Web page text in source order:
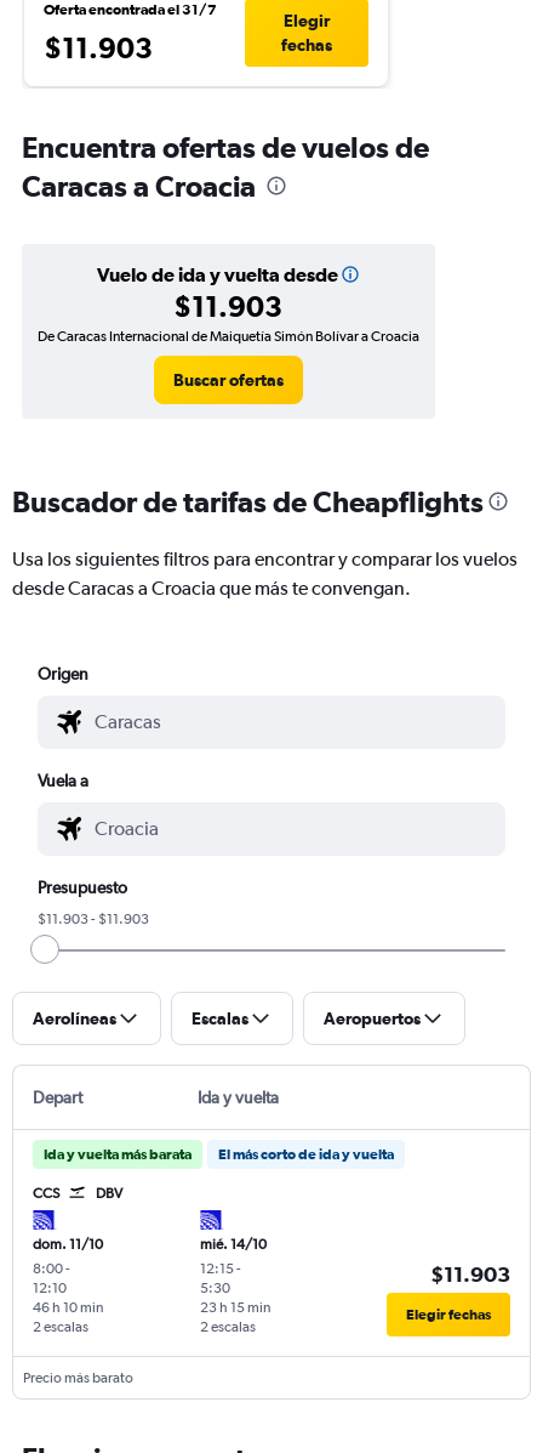
Oferta encontrada el 31/7
$11.903
Elegir
fechas
Encuentra ofertas de vuelos de
Caracas a Croacia
Vuelo de ida y vuelta desde
$11.903
De Caracas Internacional de Maiquetía Simón Bolívar a Croacia
Buscar ofertas
Buscador de tarifas de Cheapflights
Usa los siguientes filtros para encontrar y comparar los vuelos
desde Caracas a Croacia que más te convengan.
Origen
Vuela a
Presupuesto
$11.903 - $11.903
Aerolíneas Escalas Aeropuertos
Depart Ida y vuelta
Ida y vuelta más barata El más corto de ida y vuelta
CCS DBV
dom. 11/10
8:00-
12:10
2 escalas
46 h 10 min
mié. 14/10
12:15-
5:30
2 escalas
23 h 15 min
$11.903
Elegir fechas
Precio más barato